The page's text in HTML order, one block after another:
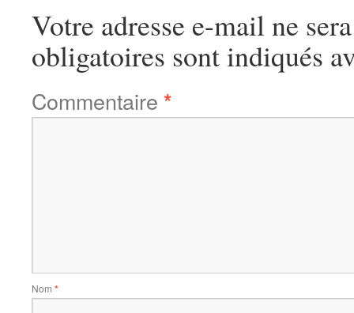
Votre adresse e-mail ne
obligatoires sont indiqués
Commentaire *
Nom *